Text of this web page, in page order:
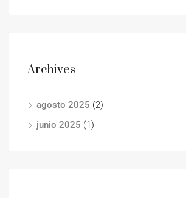
Archives
agosto 2025 (2)
junio 2025 (1)